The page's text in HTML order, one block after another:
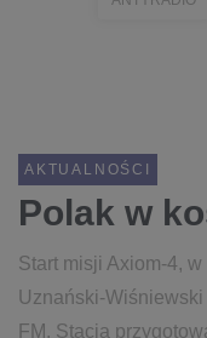
AKTUALNOŚCI
Polak w
Start misji Axiom-4, w
Uznański-
FM. Stacja